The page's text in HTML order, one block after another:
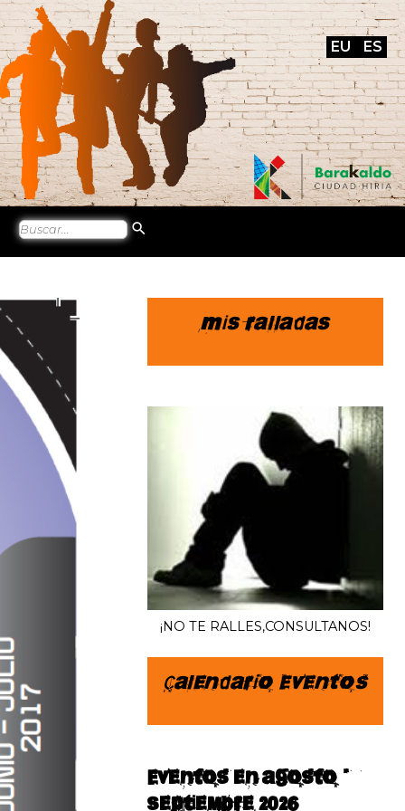
EU ES
Mis ralladas
¡NO TE RALLES,CONSULTANOS!
Calendario Eventos
Eventos en agosto–
septiembre 2026